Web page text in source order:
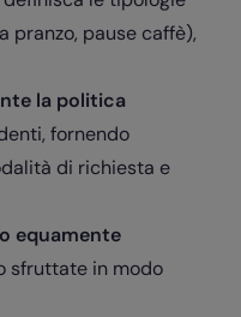
pranzo, pause caffè),
la politica
fornendo
di richiesta e
equamente
sfruttate in modo